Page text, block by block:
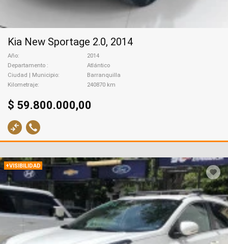
Kia New Sportage 2.0, 2014
Año
2014
Departamento
Atlántico
Ciudad | Municipio
Barranquilla
Kilometraje
240870 km
$ 59.800.000,00
+VISIBILIDAD